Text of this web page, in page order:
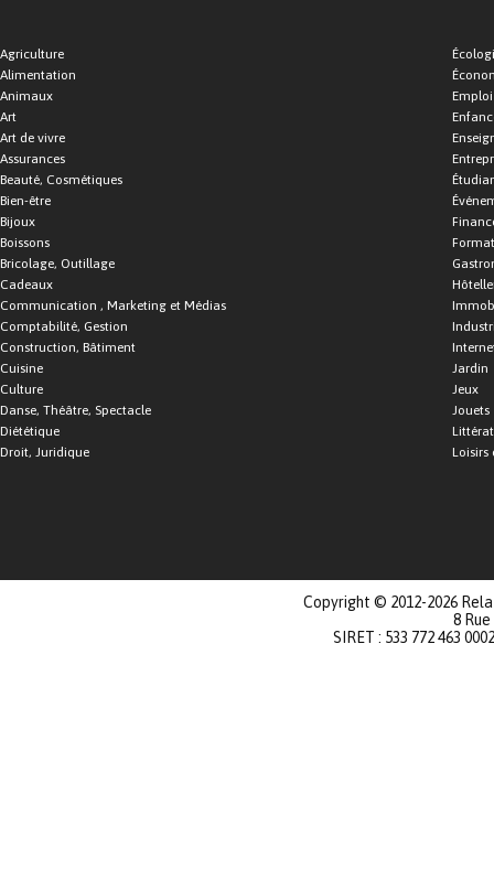
Agriculture
Alimentation
Animaux
Art
Art de vivre
Assurances
Beauté, Cosmétiques
Bien-être
Bijoux
Boissons
Bricolage, Outillage
Cadeaux
Communication , Marketing et Médias
Comptabilité, Gestion
Construction, Bâtiment
Cuisine
Culture
Danse, Théâtre, Spectacle
Diététique
Droit, Juridique
Emploi
Jardin
Jeux
Jouets
Loisirs
Copyright © 2012-2026
8
SIRET : 533 772 463